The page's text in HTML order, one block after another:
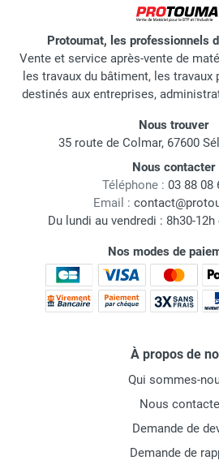
Protoumat, les professionnels
Vente et service après-vente de
les travaux du bâtiment, les
destinés aux entreprises,
Nous trouver
35 route de Colmar, 67600
Nous contacter
Téléphone : 03 88 08
Email :
Du lundi au vendredi : 8h30-12h
Nos modes de
À propos de
Qui sommes-
Nous
Demande de
Demande de